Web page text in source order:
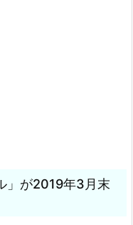
」が2019年3月末